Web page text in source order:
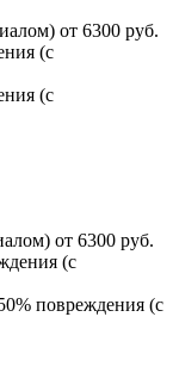
от 6300 руб.
(с
(с
от 6300 руб.
(с
повреждения (с